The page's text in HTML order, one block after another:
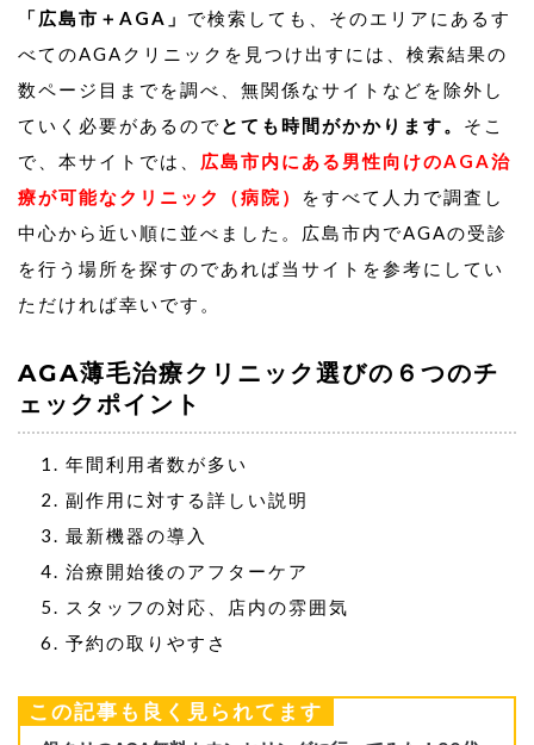
「広島市＋AGA」 で検索しても、そのエリアにあるす
べてのAGAクリニックを見つけ出すには、検索結果の
数ページ目までを調べ、無関係なサイトなどを除外し
ていく必要があるので とても時間がかかります。 そこ
で、本サイトでは、 広島市内にある男性向けのAGA治
療が可能なクリニック（病院）
をすべて人力で調査し
中心から近い順に並べました。広島市内でAGAの受診
を行う場所を探すのであれば当サイトを参考にしてい
ただければ幸いです。
AGA薄毛治療クリニック選びの６つのチ
ェックポイント
年間利用者数が多い
副作用に対する詳しい説明
最新機器の導入
治療開始後のアフターケア
スタッフの対応、店内の雰囲気
予約の取りやすさ
この記事も良く見られてます